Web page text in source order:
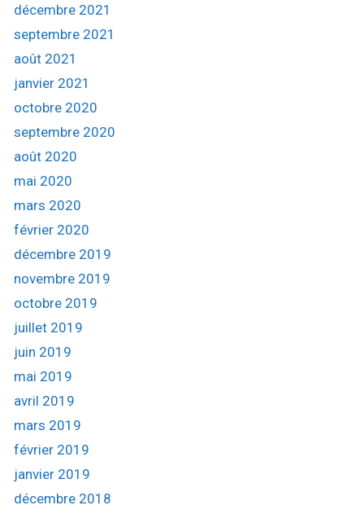
décembre 2021
septembre 2021
août 2021
janvier 2021
octobre 2020
septembre 2020
août 2020
mai 2020
mars 2020
février 2020
décembre 2019
novembre 2019
octobre 2019
juillet 2019
juin 2019
mai 2019
avril 2019
mars 2019
février 2019
janvier 2019
décembre 2018